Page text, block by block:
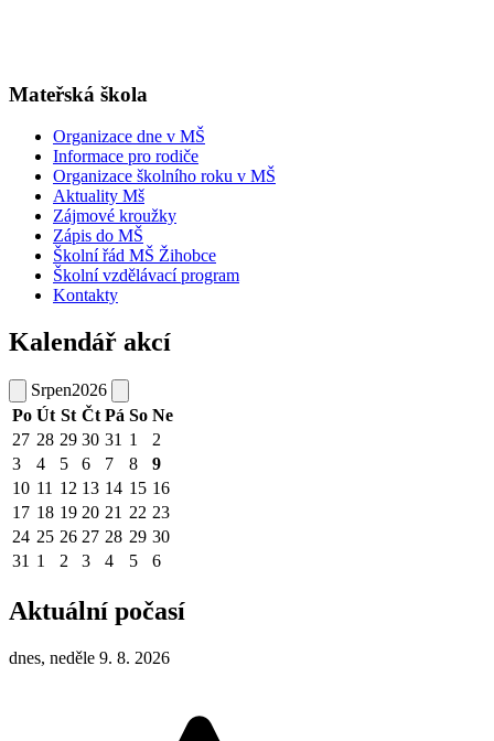
Mateřská škola
Organizace dne v MŠ
Informace pro rodiče
Organizace školního roku v MŠ
Aktuality Mš
Zájmové kroužky
Zápis do MŠ
Školní řád MŠ Žihobce
Školní vzdělávací program
Kontakty
Kalendář akcí
Srpen2026
Po Út St Čt Pá So Ne
27 28 29 30 31 1
2
3
4 5 6 7 8
9
10 11 12 13 14 15 16
17 18 19 20 21 22 23
24 25 26 27 28 29 30
31 1 2 3 4 5 6
Aktuální počasí
dnes, neděle 9. 8. 2026